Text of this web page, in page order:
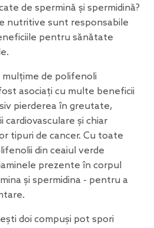
de spermină și spermidină?
nutritive sunt responsabile
pentru sănătate
de polifenoli
asociați cu multe beneficii
pierderea în greutate,
și chiar
tipuri de cancer. Cu toate
din ceaiul verde
prezente în corpul
și spermidina - pentru a
doi compuși pot spori